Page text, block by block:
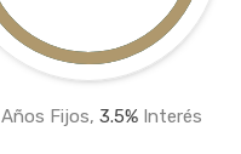
Años Fijos, 3.5% Interés